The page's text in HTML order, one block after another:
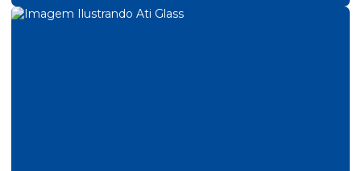
Espelho de inspeção veicular